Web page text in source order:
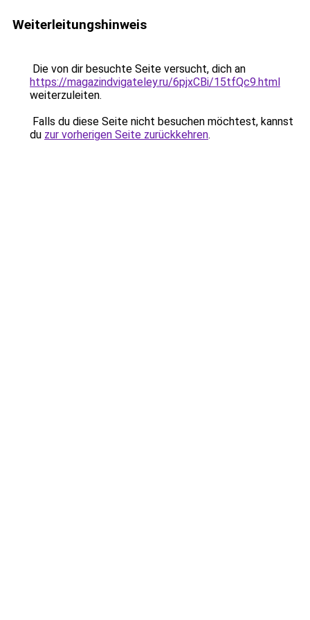
Weiterleitungshinweis
Die von dir besuchte Seite versucht, dich an
https://magazindvigateley.ru/6pjxCBi/15tfQc9.html
weiterzuleiten.
Falls du diese Seite nicht besuchen möchtest, kannst
du zur vorherigen Seite zurückkehren.